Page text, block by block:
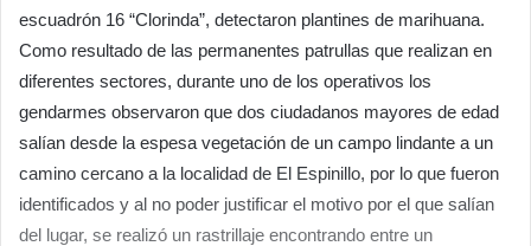
escuadrón 16 “Clorinda”, detectaron plantines de marihuana.
Como resultado de las permanentes patrullas que realizan en
diferentes sectores, durante uno de los operativos los
gendarmes observaron que dos ciudadanos mayores de edad
salían desde la espesa vegetación de un campo lindante a un
camino cercano a la localidad de El Espinillo, por lo que fueron
identificados y al no poder justificar el motivo por el que salían
del lugar, se realizó un rastrillaje encontrando entre un